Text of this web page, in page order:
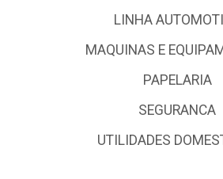
LINHA
MAQUINAS E
PAPELARIA
SEGURANCA
UTILIDADES